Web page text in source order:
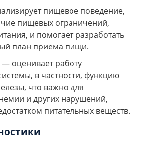
пищевое поведение,
пищевых ограничений,
и помогает разработать
план приема пищи.
оценивает работу
в частности, функцию
что важно для
и других нарушений,
питательных веществ.